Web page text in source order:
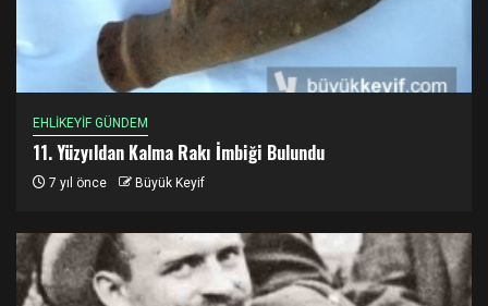
EHLİKEYİF GÜNDEM
11. Yüzyıldan Kalma Rakı İmbiği Bulundu
7 yıl önce Büyük Keyif